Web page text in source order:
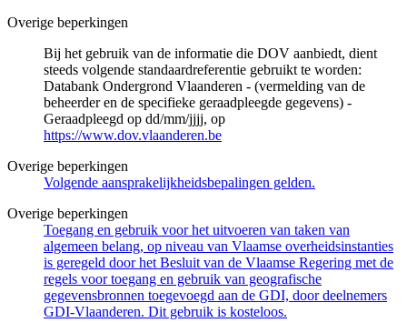
Overige beperkingen
Bij het gebruik van de informatie die DOV aanbiedt, dient
steeds volgende standaardreferentie gebruikt te worden:
Databank Ondergrond Vlaanderen - (vermelding van de
beheerder en de specifieke geraadpleegde gegevens) -
Geraadpleegd op dd/mm/jjjj, op
https://www.dov.vlaanderen.be
Overige beperkingen
Volgende aansprakelijkheidsbepalingen gelden.
Overige beperkingen
Toegang en gebruik voor het uitvoeren van taken van
algemeen belang, op niveau van Vlaamse overheidsinstanties
is geregeld door het Besluit van de Vlaamse Regering met de
regels voor toegang en gebruik van geografische
gegevensbronnen toegevoegd aan de GDI, door deelnemers
GDI-Vlaanderen. Dit gebruik is kosteloos.